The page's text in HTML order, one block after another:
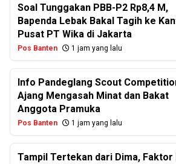
Soal Tunggakan PBB-P2 Rp8,4 M,
Bapenda Lebak Bakal Tagih ke
Pusat PT Wika di Jakarta
Pos Banten 1 jam yang lalu
Info Pandeglang Scout
Ajang Mengasah Minat dan Bakat
Anggota Pramuka
Pos Banten 1 jam yang lalu
Tampil Tertekan dari Dima, Faktor